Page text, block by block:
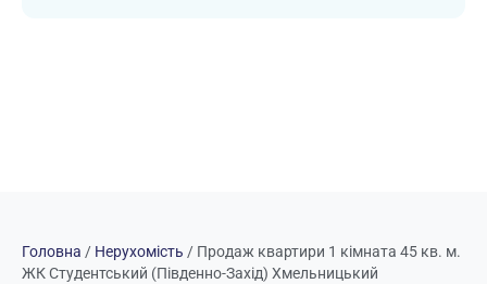
Головна / Нерухомість / Продаж квартири 1 кімната 45 кв. м.
ЖК Студентський (Південно-Захід) Хмельницький